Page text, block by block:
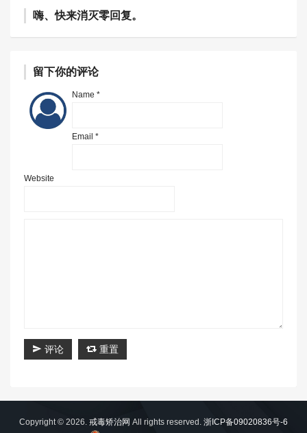
嗨、快来消灭零回复。
留下你的评论
Name *
Email *
Website
评论 重置
Copyright © 2026. 戒毒矫治网 All rights reserved. 浙ICP备09020836号-6